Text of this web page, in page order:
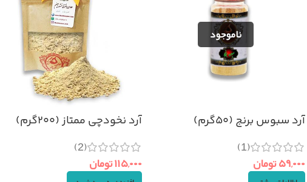
آرد سبوس برنج (۵۰گرم)
(1)
۵۹,۰۰۰تومان
آرد نخودچی ممتاز (۲۰۰گرم)
(2)
۱۱۵,۰۰۰تومان